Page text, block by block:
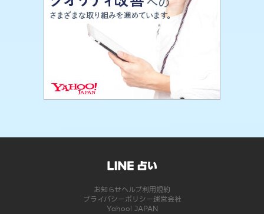
お知らせヘルプ利用規約
プライバシーポリシー運営会社
Yahoo! JAPAN